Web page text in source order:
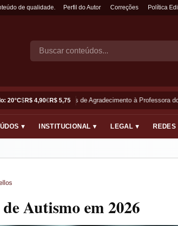
de qualidade. Perfil do Autor Correções Política
20°C$R$ 4,90€R$ 5,75
Frases de Agradecimento à Professora do
▾ INSTITUCIONAL ▾ LEGAL ▾
Autismo em 2026